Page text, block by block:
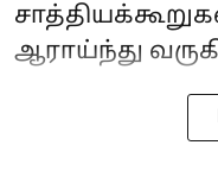
ஆராய்ந்து